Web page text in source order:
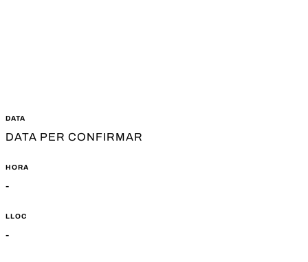
DATA
DATA PER CONFIRMAR
HORA
-
LLOC
-